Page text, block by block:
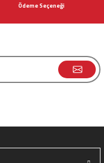
Ödeme Seçeneği